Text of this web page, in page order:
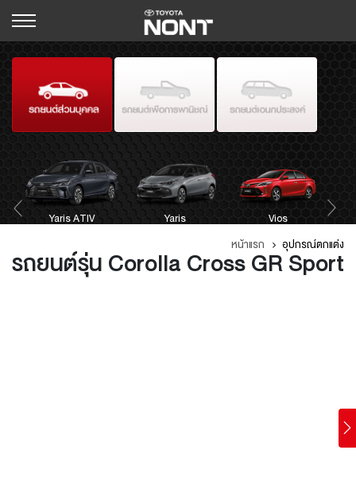
Yaris ATIV Yaris Vios
Hilux Revo Standard
Cab Hilux Revo Smart Cab Hilux Revo Double Cab
Avanza Sienta Innova Crysta
รถยนต์รุ่น Corolla Cross GR Sport
หน้าแรก อุปกรณ์ตกแต่ง